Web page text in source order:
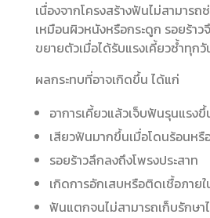
เนื่องจากโครงสร้างฟันไม่สามาร
เหมือนผิวหนังหรือกระดูก รอยร้า
ขยายตัวเมื่อได้รับแรงเคี้ยวซ้ำทุกวั
ผลกระทบที่อาจเกิดขึ้น ได้แก่
อาการเคี้ยวแล้วเจ็บฟันรุนแรงขึ้
เสียวฟันมากขึ้นเมื่อโดนร้อนหรื
รอยร้าวลึกลงถึงโพรงประสาท
เกิดการอักเสบหรือติดเชื้อภาย
ฟันแตกจนไม่สามารถเก็บรักษา